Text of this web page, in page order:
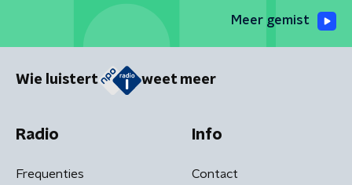
Meer gemist
Wie luistert weet meer
Radio
Frequenties
Info
Contact